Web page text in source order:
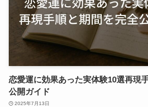
恋愛運に効果あった実体験10選再現
公開ガイド
2025年7月13日